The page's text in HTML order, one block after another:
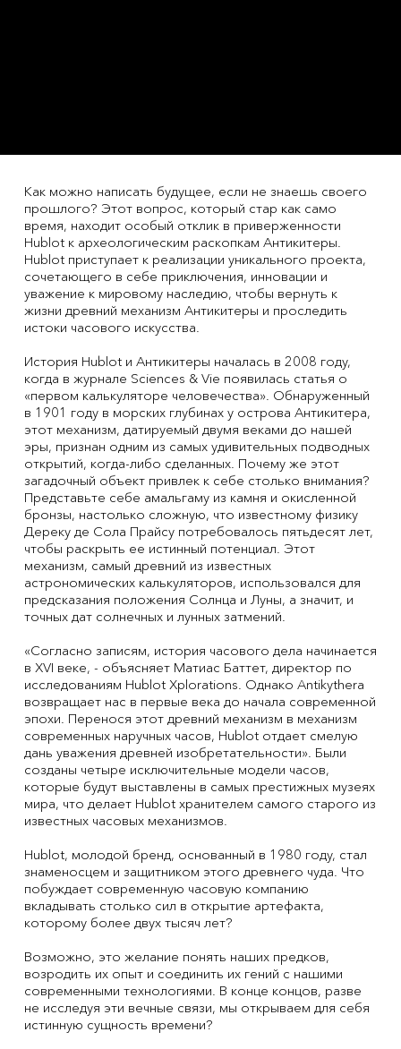
Как можно написать будущее, если не знаешь своего
прошлого? Этот вопрос, который стар как само
время, находит особый отклик в приверженности
Hublot к археологическим раскопкам Антикитеры.
Hublot приступает к реализации уникального проекта,
сочетающего в себе приключения, инновации и
уважение к мировому наследию, чтобы вернуть к
жизни древний механизм Антикитеры и проследить
истоки часового искусства.
История Hublot и Антикитеры началась в 2008 году,
когда в журнале Sciences & Vie появилась статья о
«первом калькуляторе человечества». Обнаруженный
в 1901 году в морских глубинах у острова Антикитера,
этот механизм, датируемый двумя веками до нашей
эры, признан одним из самых удивительных подводных
открытий, когда-либо сделанных. Почему же этот
загадочный объект привлек к себе столько внимания?
Представьте себе амальгаму из камня и окисленной
бронзы, настолько сложную, что известному физику
Дереку де Сола Прайсу потребовалось пятьдесят лет,
чтобы раскрыть ее истинный потенциал. Этот
механизм, самый древний из известных
астрономических калькуляторов, использовался для
предсказания положения Солнца и Луны, а значит, и
точных дат солнечных и лунных затмений.
«Согласно записям, история часового дела начинается
в XVI веке, - объясняет Матиас Баттет, директор по
исследованиям Hublot Xplorations. Однако Antikythera
возвращает нас в первые века до начала современной
эпохи. Перенося этот древний механизм в механизм
современных наручных часов, Hublot отдает смелую
дань уважения древней изобретательности». Были
созданы четыре исключительные модели часов,
которые будут выставлены в самых престижных музеях
мира, что делает Hublot хранителем самого старого из
известных часовых механизмов.
Hublot, молодой бренд, основанный в 1980 году, стал
знаменосцем и защитником этого древнего чуда. Что
побуждает современную часовую компанию
вкладывать столько сил в открытие артефакта,
которому более двух тысяч лет?
Возможно, это желание понять наших предков,
возродить их опыт и соединить их гений с нашими
современными технологиями. В конце концов, разве
не исследуя эти вечные связи, мы открываем для себя
истинную сущность времени?